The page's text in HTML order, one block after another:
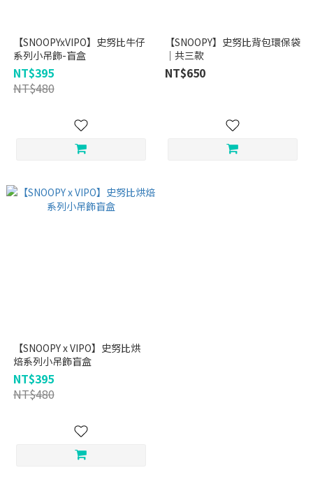
【SNOOPYxVIPO】史努比牛仔
系列小吊飾-盲盒
NT$395
NT$480
【SNOOPY】史努比背包環保袋
｜共三款
NT$650
【SNOOPY x VIPO】史努比烘
焙系列小吊飾盲盒
NT$395
NT$480